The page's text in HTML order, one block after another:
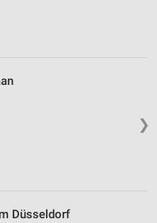
❯
Düsseldorf